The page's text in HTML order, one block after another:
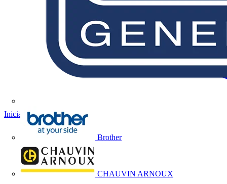
Brother
CHAUVIN ARNOUX
Iniciar sesiónRegistrarse